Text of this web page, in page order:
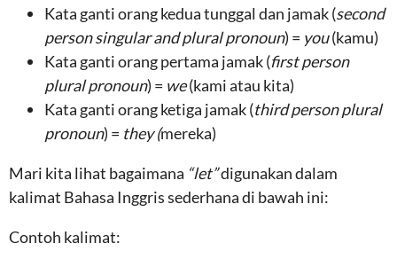
Kata ganti orang kedua tunggal dan jamak (second
person singular and plural pronoun) = you(kamu)
Kata ganti orang pertama jamak (first person
plural pronoun) = we(kami atau kita)
Kata ganti orang ketiga jamak (third person plural
pronoun) = they (mereka)
Mari kita lihat bagaimana “let”digunakan dalam
kalimat Bahasa Inggris sederhana di bawah ini:
Contoh kalimat: